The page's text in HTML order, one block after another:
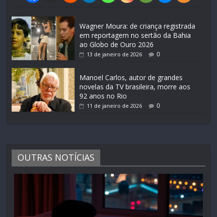
Wagner Moura: de criança registrada
em reportagem no sertão da Bahia
ao Globo de Ouro 2026
13 de janeiro de 2026 0
Manoel Carlos, autor de grandes
novelas da TV brasileira, morre aos
92 anos no Rio
11 de janeiro de 2026 0
OUTRAS NOTÍCIAS